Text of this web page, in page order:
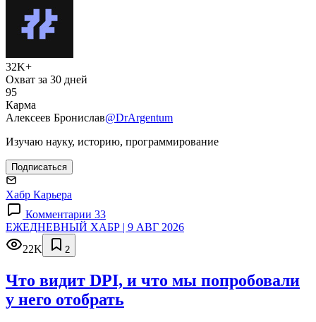
32K+
Охват за 30 дней
95
Карма
Алексеев Бронислав@DrArgentum
Изучаю науку, историю, программирование
Подписаться
Хабр Карьера
Комментарии 33
ЕЖЕДНЕВНЫЙ ХАБР | 9 АВГ 2026
22K
2
Что видит DPI, и что мы попробовали
у него отобрать